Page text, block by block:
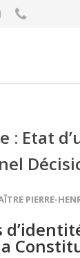
: Etat
PIERRE-